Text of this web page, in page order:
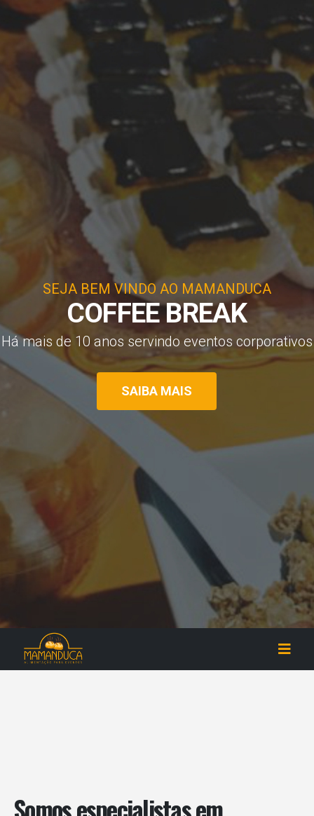
SEJA BEM VINDO AO MAMANDUCA
COFFEE BREAK
Há mais de 10 anos servindo eventos corporativos
SAIBA MAIS